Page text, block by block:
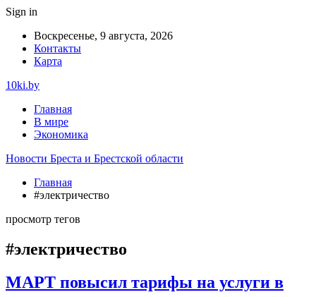
Sign in
Воскресенье, 9 августа, 2026
Контакты
Карта
10ki.by
Главная
В мире
Экономика
Новости Бреста и Брестской области
Главная
#электричество
просмотр тегов
#электричество
МАРТ повысил тарифы на услуги в